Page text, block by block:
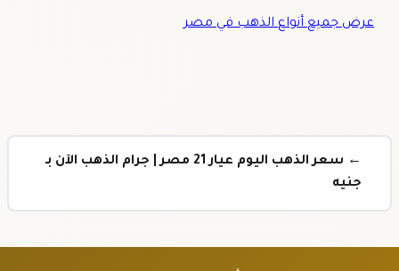
عرض جميع أنواع الذهب في مصر
← سعر الذهب اليوم عيار 21 مصر | جرام الذهب الآن بـ
جنيه